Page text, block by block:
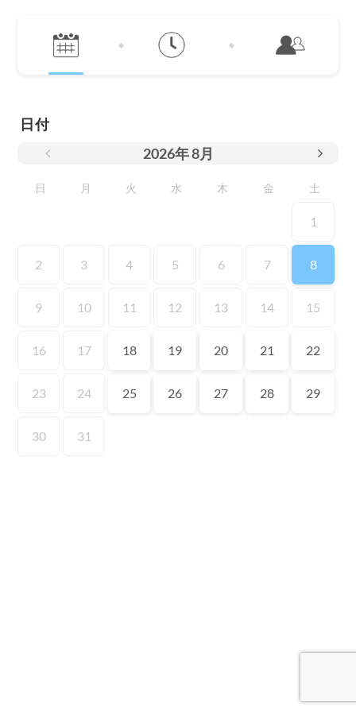
日付
2026年8月
日 月 火 水 木 金 土
1
2 3 4 5 6 7 8
9 10 11 12 13 14 15
16 17 18 19 20 21 22
23 24 25 26 27 28 29
30 31